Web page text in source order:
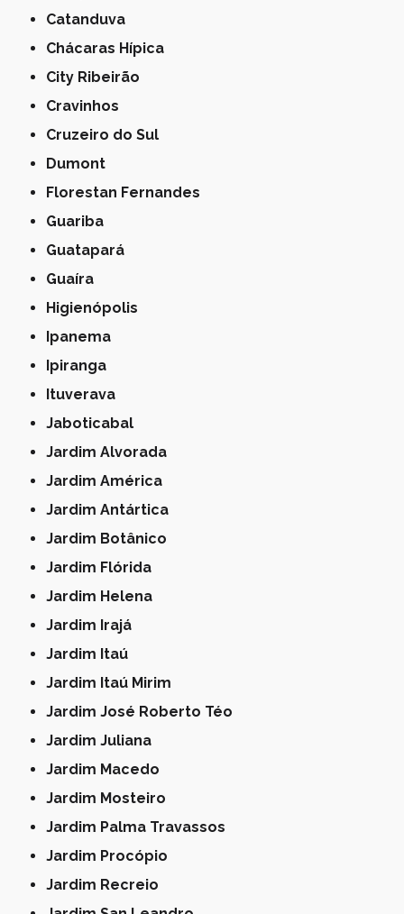
Catanduva
Chácaras Hípica
City Ribeirão
Cravinhos
Cruzeiro do Sul
Dumont
Florestan Fernandes
Guariba
Guatapará
Guaíra
Higienópolis
Ipanema
Ipiranga
Ituverava
Jaboticabal
Jardim Alvorada
Jardim América
Jardim Antártica
Jardim Botânico
Jardim Flórida
Jardim Helena
Jardim Irajá
Jardim Itaú
Jardim Itaú Mirim
Jardim José Roberto Téo
Jardim Juliana
Jardim Macedo
Jardim Mosteiro
Jardim Palma Travassos
Jardim Procópio
Jardim Recreio